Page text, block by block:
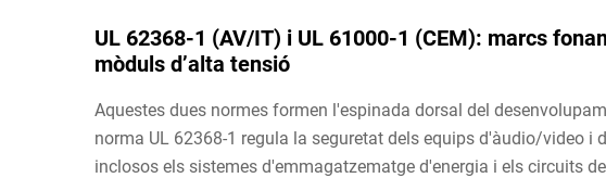
UL 62368-1 (AV/IT) i UL 61000-1 (CEM): marcs
mòduls d’alta tensió
Aquestes dues normes formen l'espinada dorsal del
norma UL 62368-1 regula la seguretat dels equips d'àudio/video
inclosos els sistemes d'emmagatzematge d'energia i els circuits